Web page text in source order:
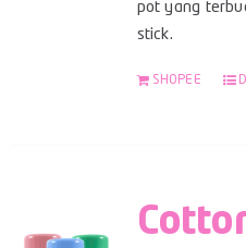
pot yang
stick.
SHOPEE